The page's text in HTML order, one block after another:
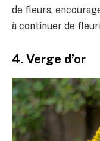
de fleurs,
à continuer de
4. Verge d’or